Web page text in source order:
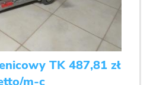
TK 487,81 zł
m-c